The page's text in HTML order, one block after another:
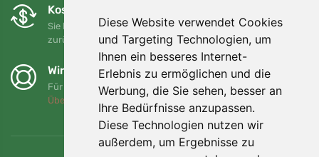
Diese Website verwendet Cookies
und Targeting Technologien, um
Ihnen ein besseres Internet-
Erlebnis zu ermöglichen und die
Werbung, die Sie sehen, besser an
Ihre Bedürfnisse anzupassen.
Diese Technologien nutzen wir
außerdem, um Ergebnisse zu
Kostenloser Umtausch und Rückgabe
Sie können Ihre Bestellung jederzeit innerhalb von 90 Tagen
zurückgeben oder umtauschen.
Wir unterstützen Trees.org
Für jede Bestellung pflanzen wir einen Baum! Mehr lesen
Über uns